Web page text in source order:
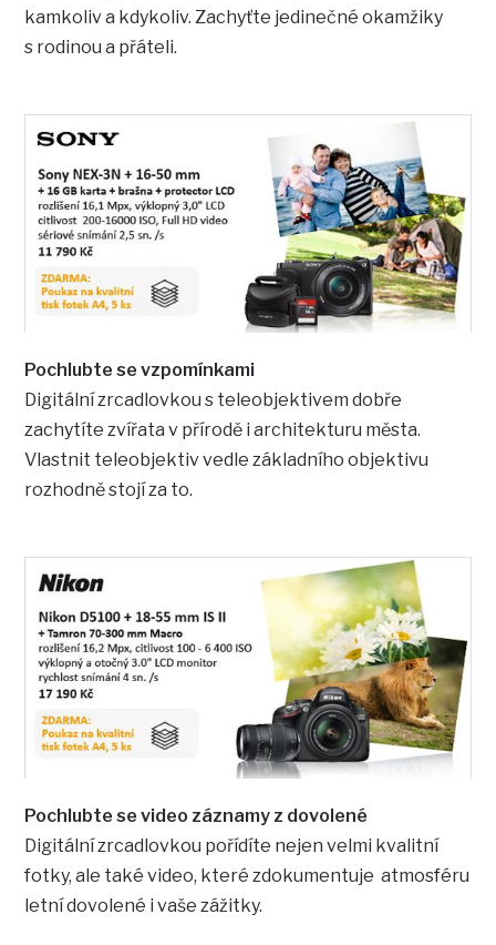
kamkoliv a kdykoliv. Zachyťte jedinečné okamžiky
s rodinou a přáteli.
Pochlubte se vzpomínkami
Digitální zrcadlovkou s teleobjektivem dobře
zachytíte zvířata v přírodě i architekturu města.
Vlastnit teleobjektiv vedle základního objektivu
rozhodně stojí za to.
Pochlubte se video záznamy z dovolené
Digitální zrcadlovkou pořídíte nejen velmi kvalitní
fotky, ale také video, které zdokumentuje atmosféru
letní dovolené i vaše zážitky.